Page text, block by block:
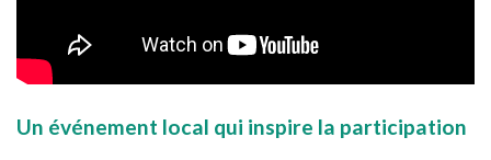
Un événement local qui inspire la participation